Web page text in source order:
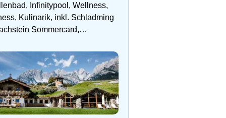
Infinitypool, Wellness,
Kulinarik, inkl. Schladming
Sommercard,